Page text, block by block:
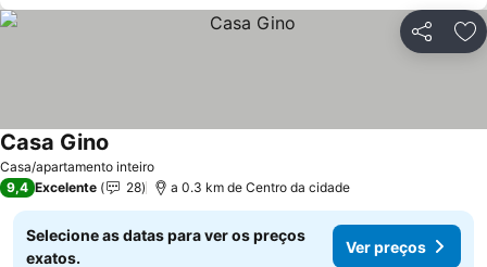
Partilhar
Casa/apartamento inteiro
Casa Gino
9,4 Excelente 28 a 0.3 km de Centro da cidade
Selecione as datas para ver os preços
exatos.
Ver preços